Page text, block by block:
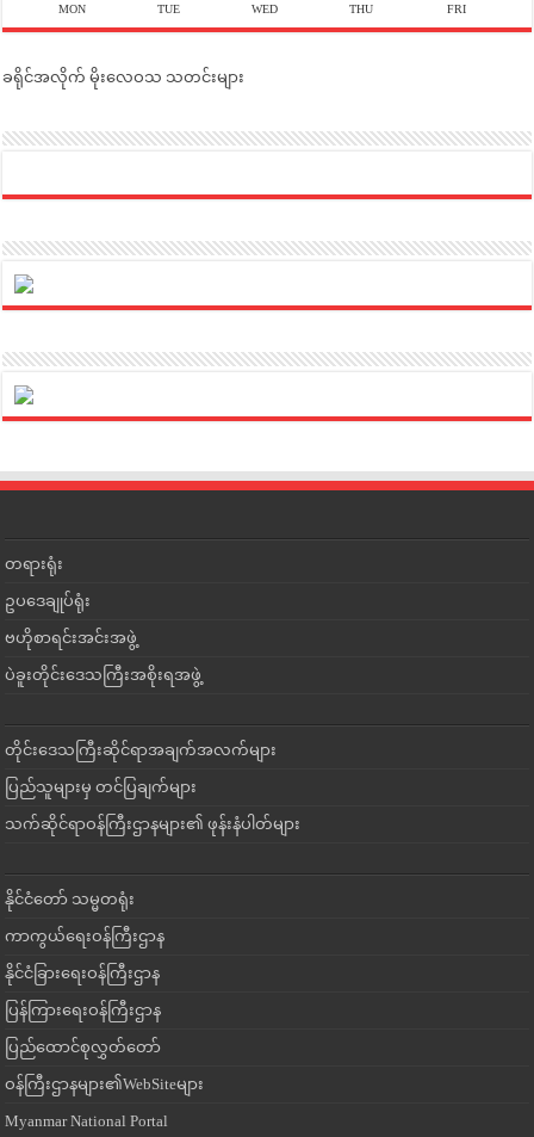
MON TUE WED THU FRI
ခရိုင်အလိုက် မိုးလေဝသ သတင်းများ
တရားရုံး
ဥပဒေချုပ်ရုံး
ဗဟိုစာရင်းအင်းအဖွဲ့
ပဲခူးတိုင်းဒေသကြီးအစိုးရအဖွဲ့
တိုင်းဒေသကြီးဆိုင်ရာအချက်အလက်များ
ပြည်သူများမှ တင်ပြချက်များ
သက်ဆိုင်ရာဝန်ကြီးဌာနများ၏ ဖုန်းနံပါတ်များ
နိုင်ငံတော် သမ္မတရုံး
ကာကွယ်ရေးဝန်ကြီးဌာန
နိုင်ငံခြားရေးဝန်ကြီးဌာန
ပြန်ကြားရေးဝန်ကြီးဌာန
ပြည်ထောင်စုလွှတ်တော်
ဝန်ကြီးဌာနများ၏WebSiteများ
Myanmar National Portal